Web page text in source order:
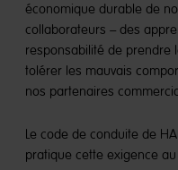
économique durable de
collaborateurs – des
responsabilité de prendre
tolérer les mauvais
nos partenaires
Le code de conduite de
pratique cette exigence